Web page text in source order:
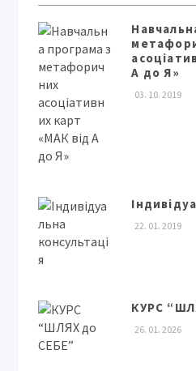
А до Я»
03. 10. 2019
22. 01. 2019
КУРС
26. 01. 2026